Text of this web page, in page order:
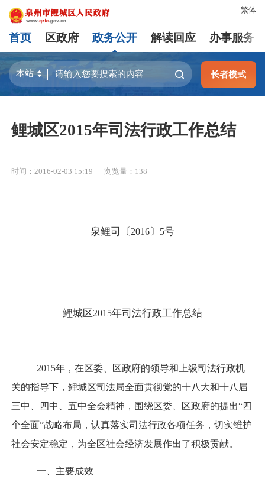
繁体
首页 区政府 政务公开 解读回应 办事服务
长者模式
鲤城区2015年司法行政工作总结
时间：2016-02-03 15:19 浏览量： 138
泉鲤司〔 2016〕 5号
鲤城区 2015年司法行政工作总结
2015年，在区委、区政府的领导和上级司法行政机
关的指导下，鲤城区司法局全面贯彻党的十八大和十八届
三中、四中、五中全会精神，围绕区委、区政府的提出“四
个全面”战略布局 ，认真落实司法行政各项任务，切实维护
社会安定稳定，为全区社会经济发展作出了积极贡献。
一、主要成效